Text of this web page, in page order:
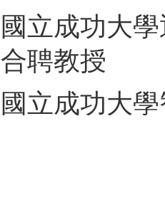
國立成功大
合聘教授
國立成功大